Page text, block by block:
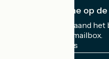
Ik abonneer me op
Ontvang elke maand
Frankrijk in uw mailbox.
Mijn e-mailadres